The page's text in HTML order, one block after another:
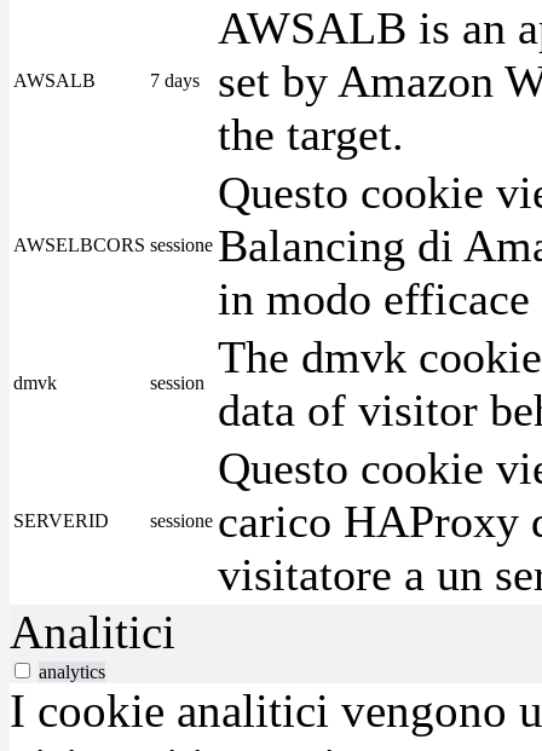
AWSALB 7 days
AWSALB is an
set by Amazon
the target.
AWSELBCORS sessione
Questo cookie
Balancing di
in modo
dmvk session
The dmvk
data of visitor
SERVERID sessione
Questo cookie
carico HAProxy
visitatore a un
Analitici
analytics
I cookie analitici vengono